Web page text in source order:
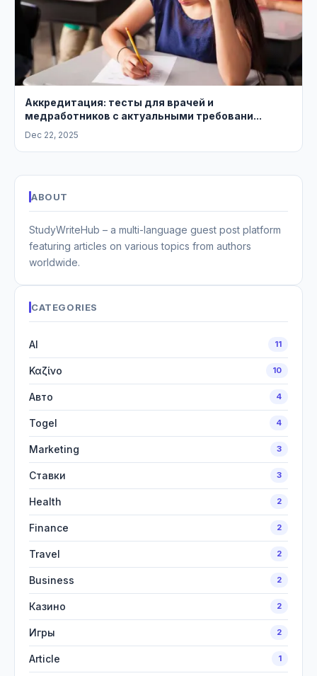
Аккредитация: тесты для врачей и
медработников с актуальными требовани...
Dec 22, 2025
ABOUT
StudyWriteHub – a multi-language guest post platform
featuring articles on various topics from authors
worldwide.
CATEGORIES
AI 11
Καζίνο 10
Авто 4
Togel 4
Marketing 3
Ставки 3
Health 2
Finance 2
Travel 2
Business 2
Казино 2
Игры 2
Article 1